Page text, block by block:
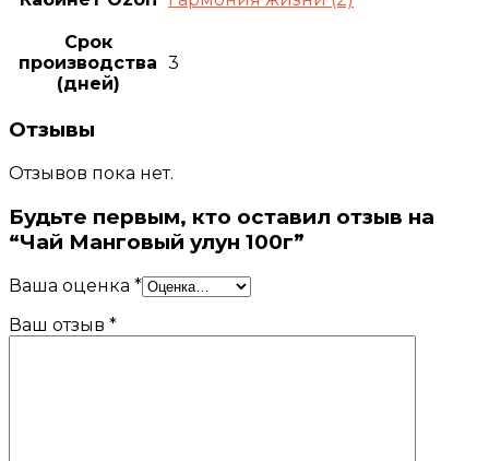
Срок
производства
(дней)
3
Отзывы
Отзывов пока нет.
Будьте первым, кто оставил отзыв на
“Чай Манговый улун 100г”
Ваша оценка *
Ваш отзыв *